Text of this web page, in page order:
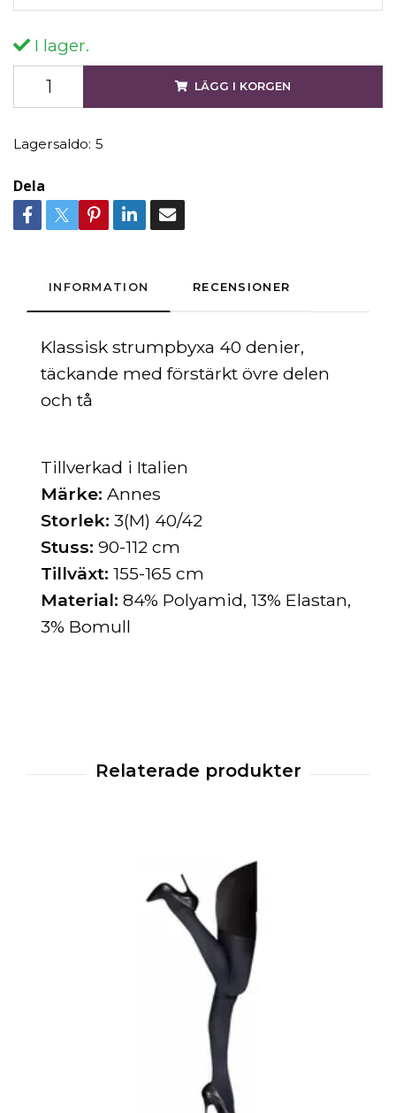
I lager.
LÄGG I KORGEN
Lagersaldo: 5
Dela
INFORMATION RECENSIONER
Klassisk strumpbyxa 40 denier,
täckande med förstärkt övre delen
och tå
Tillverkad i Italien
Märke: Annes
Storlek: 3(M) 40/42
Stuss: 90-112 cm
Tillväxt: 155-165 cm
Material: 84% Polyamid, 13% Elastan,
3% Bomull